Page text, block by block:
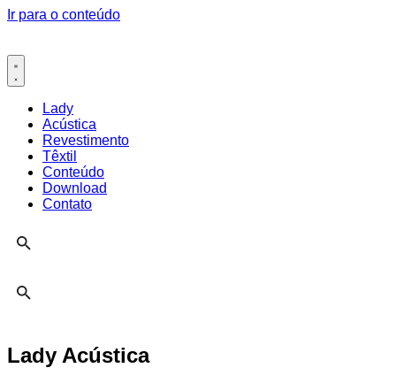
Ir para o conteúdo
Lady
Acústica
Revestimento
Têxtil
Conteúdo
Download
Contato
Lady Acústica